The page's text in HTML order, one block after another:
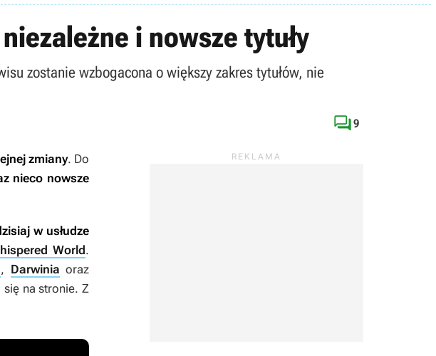
i nowsze tytuły
zostanie wzbogacona o większy zakres tytułów, nie
9
zmiany. Do
nieco nowsze
w usłudze
World.
, Darwinia oraz
na stronie. Z